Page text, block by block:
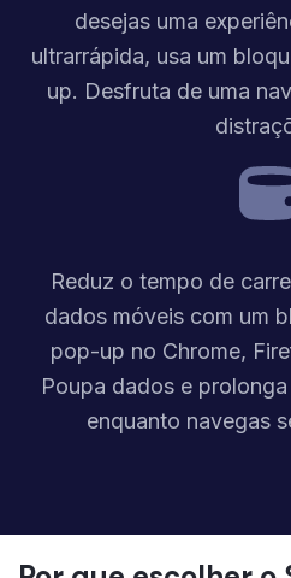
desejas uma
ultrarrápida, usa um
up. Desfruta de uma
Reduz o tempo de
dados móveis com um
pop-up no Chrome,
Poupa dados e
enquanto navegas